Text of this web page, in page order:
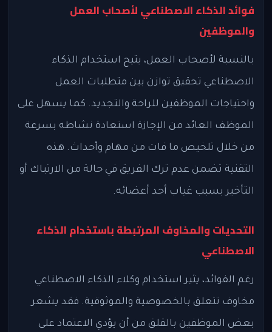
فوائد الذكاء الاصطناعي لأصحاب العمل
والموظفين
بالنسبة لأصحاب العمل، يتيح استخدام الذكاء
الاصطناعي تحقيق توازن بين متطلبات العمل
واحتياجات الموظفين للراحة والتجديد. كما يسهل على
الموظف العائد من الإجازة استعادة نشاطه بسرعة
من خلال تلخيص ما فات من مهام وأحداث. هذه
التقنية تضمن عدم ترك الفريق في حالة من الارتباك أو
التأخير بسبب غياب أحد أعضائه.
التحديات والمخاوف المرتبطة باستخدام الذكاء
الاصطناعي
رغم الفوائد، يثير استخدام وكلاء الذكاء الاصطناعي
مخاوف تتعلق بالخصوصية والموثوقية. فقد يشعر
بعض الموظفين بالقلق من أن يؤدي الاعتماد على